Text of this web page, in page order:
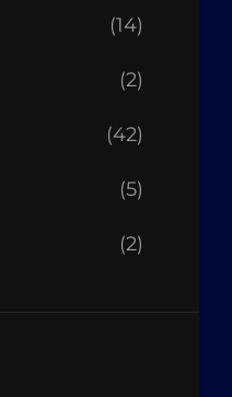
(14)
(2)
(42)
(5)
(2)